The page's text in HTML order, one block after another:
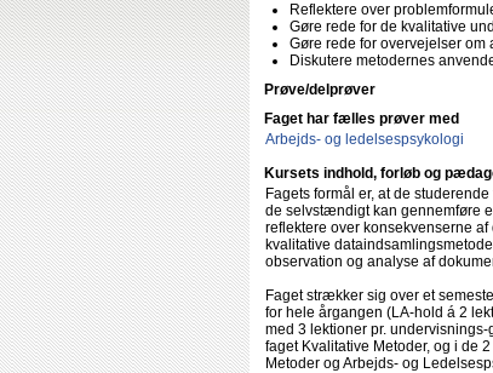
Reflektere over
Gøre rede for de kvalitative
Gøre rede for overvejelser om
Diskutere metodernes
Prøve/delprøver
Faget har fælles prøver med
Arbejds- og ledelsespsykologi
Kursets indhold, forløb og
Fagets formål er, at de
de selvstændigt kan gennemføre
reflektere over konsekvenserne
kvalitative
observation og analyse af
Faget strækker sig over et
for hele årgangen (LA-hold á 2
med 3 lektioner pr.
faget Kvalitative Metoder, og i de
Metoder og Arbejds- og